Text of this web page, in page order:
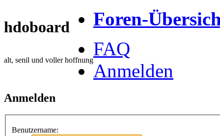
hdoboard
alt, senil und voller hoffnung
Foren-
FAQ
Anmelden
Anmelden
Benutzername: